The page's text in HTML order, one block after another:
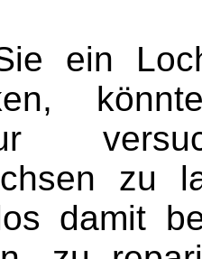
ein
zu
damit